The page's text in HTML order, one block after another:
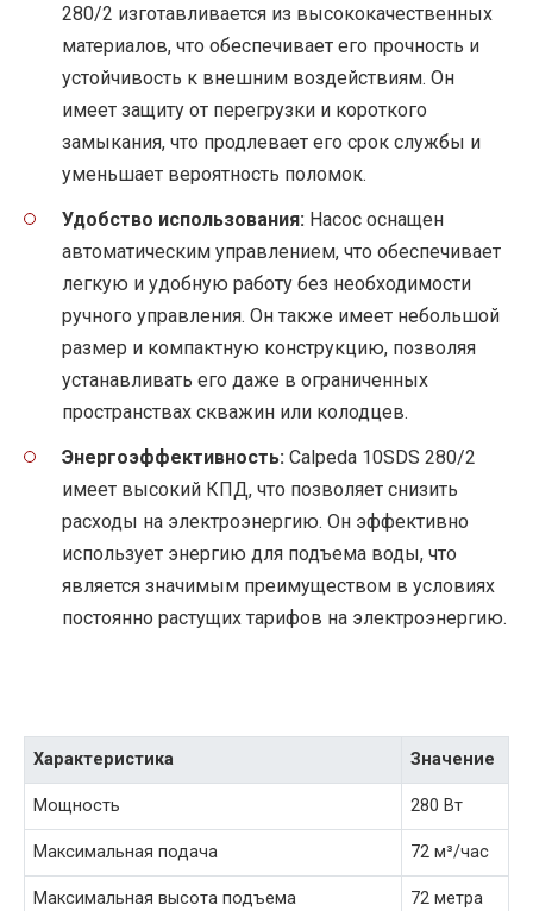
280/2 изготавливается из высококачественных
материалов, что обеспечивает его прочность и
устойчивость к внешним воздействиям. Он
имеет защиту от перегрузки и короткого
замыкания, что продлевает его срок службы и
уменьшает вероятность поломок.
Удобство использования: Насос оснащен
автоматическим управлением, что обеспечивает
легкую и удобную работу без необходимости
ручного управления. Он также имеет небольшой
размер и компактную конструкцию, позволяя
устанавливать его даже в ограниченных
пространствах скважин или колодцев.
Энергоэффективность: Calpeda 10SDS 280/2
имеет высокий КПД, что позволяет снизить
расходы на электроэнергию. Он эффективно
использует энергию для подъема воды, что
является значимым преимуществом в условиях
постоянно растущих тарифов на электроэнергию.
Характеристика Значение
Мощность 280 Вт
Максимальная подача 72 м³/час
Максимальная высота подъема 72 метра